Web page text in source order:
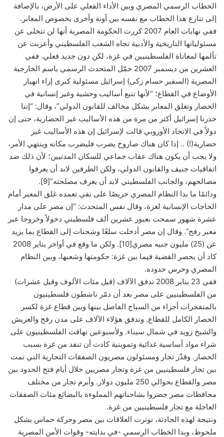
الخطاب الرسمي المصري وبين الأداء الفعلي على الأرض، بالإضافة
إلى تنازع هذا الخطاب مع نفسه بين آونة وأخرى بخصوص المعابر.
ففي نهايات العام 2007 كررت الحكومة المصرية أنها لن تتخلى عن
مسئولياتها التاريخية والأدبية تجاه الشعب الفلسطيني وأعربت عن
تألمها لمعاناة الفلسطينيين في غزة، لكن دون جديد فعلي. ففي
العشرين من ديسمبر 2007 حمّل المتحدث الرسمي باسم الخارجية
المصرية (السفير حسام زكى) إسرائيل مسئولية كبرى إزاء انهيار
الأوضاع في القطاع؛ “لأنها تتبع أساليب وحشية وغير إنسانية في
الحصار وتغلق المعابر بشكل مخالف للقانون الدولي”، وقال: “إننا
حذرنا إسرائيل أكثر من مرة من هذه الأساليب غير الحضارية، حتى إن
دولاً في الاتحاد الأوروبي قالت لإسرائيل إن هذه الأساليب غير
حضارية(!) .. إذا كان هناك صاروخ يضرب فليضرب مكانه وينتهي الأمر،
ولا يجب أن يكون هناك عقاب جماعي للسكان المدنيين؛ لأن ذلك ضد
اتفاقيات جنيف والقانون الدولي، ولكن الطرفين لابد أن يعرفوا
مصالحهم، والجانب الفلسطيني لابد أن يعرف مصلحته”[9].
ودائمًا ما بدا النظام المصري حريصًا على نفي تعمده غلق المعبر أمام
الحاجات الإنسانية لغزة، وقال نفس المتحدث: “إن مصر على مدار
عشرة شهور سمحت بعبور عشرين ألف فلسطيني دخولاً وخروجا عبر
معبر رفح”. وقال إن مصر أدخلت سلعًا وشحنات إلى القطاع بما يزيد
عن (25) مليون جنيه مصري[10]. ولكن ما وقع في أواخر يناير 2008
كاد أن يحصر القضية فيما بين غزة: حكومتها وشعبها، وبين النظام
المصري وحرس حدوده.
ففي 23 يناير 2008 تدفق الآلاف (قيل مئات الألوف وقيل عشرات)
من الفلسطينيين على مصر بعد أن دمّر ناشطون فلسطينيون
بالمتفجرات أجزاء من السياج الفاصل بينها وبين قطاع غزة لكسر
الحصار الكامل للقطاع. وتدفق هؤلاء الآلاف على مدن رفح والعريش
والشيخ زويد في شمال سيناء. ولأسبوعين تهافت الفلسطينيون على
شراء مواد أساسية غذائية وتموينية كادت أن تنفد من غزة بسبب
الحصار. وقدّر تجار ومسئولون مصريون الصفقات التجارية التي تمت
بين تجار فلسطينيين من غزة وتجار مصريين خلال أيام فتح الحدود بين
مصر والقطاع بحوالي 250 مليون دولار. وأبرم تجار من مختلف
محافظات مصر حضروا بشاحناتهم المملوءة بالبضائع مئات الصفقات
العاجلة مع تجار فلسطينيين من غزة.
ونتيجة لهذه الحادثة، توترت العلاقات بين مصر وحركة حماس بشكل
ملحوظ، وبدا الخطاب الرسمي -في بدايته- وقوات الأمن المصرية